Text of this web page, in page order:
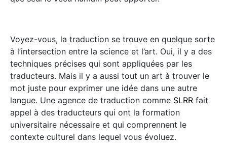
Voyez-vous, la traduction se trouve en quelque sorte
à l’intersection entre la science et l’art. Oui, il y a des
techniques précises qui sont appliquées par les
traducteurs. Mais il y a aussi tout un art à trouver le
mot juste pour exprimer une idée dans une autre
langue. Une agence de traduction comme SLRR fait
appel à des traducteurs qui ont la formation
universitaire nécessaire et qui comprennent le
contexte culturel dans lequel vous évoluez.